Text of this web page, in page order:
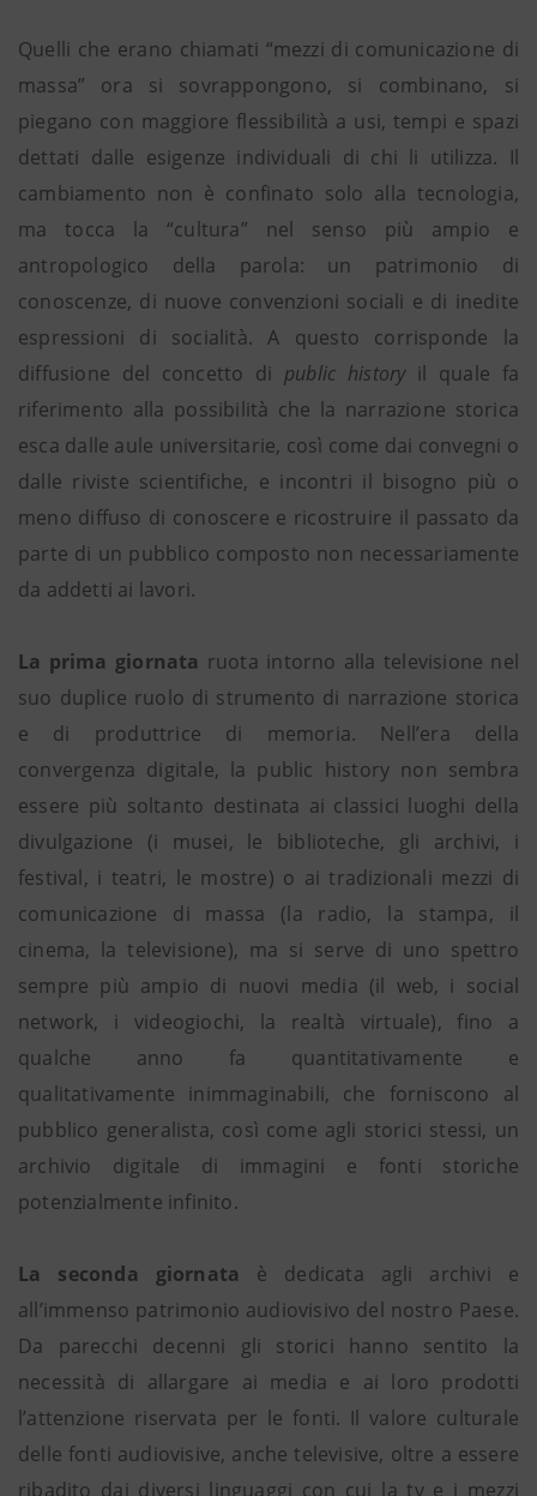
Quelli che erano chiamati “mezzi di comunicazione di
massa” ora si sovrappongono, si combinano, si
piegano con maggiore flessibilità a usi, tempi e spazi
dettati dalle esigenze individuali di chi li utilizza. Il
cambiamento non è confinato solo alla tecnologia,
ma tocca la “cultura” nel senso più ampio e
antropologico della parola: un patrimonio di
conoscenze, di nuove convenzioni sociali e di inedite
espressioni di socialità. A questo corrisponde la
diffusione del concetto di public historyil quale fa
riferimento alla possibilità che la narrazione storica
esca dalle aule universitarie, così come dai convegni o
dalle riviste scientifiche, e incontri il bisogno più o
meno diffuso di conoscere e ricostruire il passato da
parte di un pubblico composto non necessariamente
da addetti ai lavori.
La prima giornata ruota intorno alla televisione nel
suo duplice ruolo di strumento di narrazione storica
e di produttrice di memoria. Nell’era della
convergenza digitale, la public history non sembra
essere più soltanto destinata ai classici luoghi della
divulgazione (i musei, le biblioteche, gli archivi, i
festival, i teatri, le mostre) o ai tradizionali mezzi di
comunicazione di massa (la radio, la stampa, il
cinema, la televisione), ma si serve di uno spettro
sempre più ampio di nuovi media (il web, i social
network, i videogiochi, la realtà virtuale), fino a
qualche anno fa quantitativamente e
qualitativamente inimmaginabili, che forniscono al
pubblico generalista, così come agli storici stessi, un
archivio digitale di immagini e fonti storiche
potenzialmente infinito.
La seconda giornata
è dedicata agli archivi e
all’immenso patrimonio audiovisivo del nostro Paese.
Da parecchi decenni gli storici hanno sentito la
necessità di allargare ai media e ai loro prodotti
l’attenzione riservata per le fonti. Il valore culturale
delle fonti audiovisive, anche televisive, oltre a essere
ribadito dai diversi linguaggi con cui la tv e i mezzi